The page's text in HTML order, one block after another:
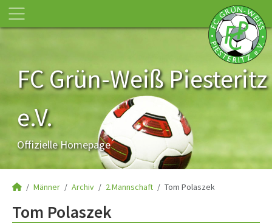
FC Grün-Weiß Piesteritz
e.V.
Offizielle Homepage
Männer Archiv 2.Mannschaft Tom Polaszek
Tom Polaszek